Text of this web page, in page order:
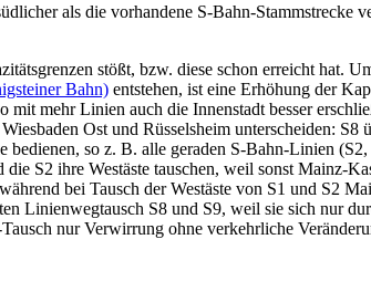
als die vorhandene S-Bahn-
stößt, bzw. diese schon erreicht hat.
Bahn) entstehen, ist eine Erhöhung der
mehr Linien auch die Innenstadt besser
Ost und Rüsselsheim unterscheiden:
so z. B. alle geraden S-Bahn-Linien
S2 ihre Westäste tauschen, weil sonst Mainz-
bei Tausch der Westäste von S1 und S2
Linienwegtausch S8 und S9, weil sie sich nur
nur Verwirrung ohne verkehrliche